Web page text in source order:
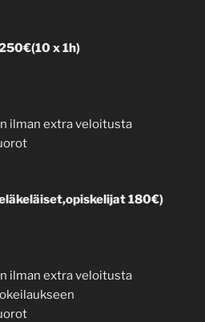
x 1h)
ilman extra veloitusta
180€)
ilman extra veloitusta